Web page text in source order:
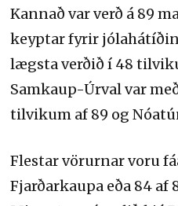
Kannað var verð á 89
keyptar fyrir
lægsta verðið í 48
Samkaup-Úrval var
tilvikum af 89 og
Flestar vörurnar voru
Fjarðarkaupa eða 84 af